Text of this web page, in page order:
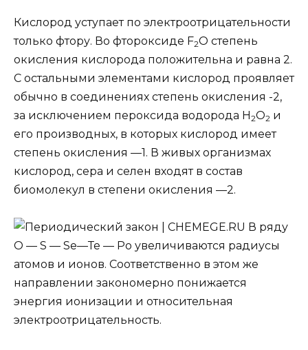
Кислород уступает по электроотрицательности
только фтору. Во фтороксиде F2О степень
окисления кислорода положительна и равна 2.
С остальными элементами кислород проявляет
обычно в соединениях степень окисления -2,
за исключением пероксида водорода Н2О2 и
его производных, в которых кислород имеет
степень окисления —1. В живых организмах
кислород, сера и селен входят в состав
биомолекул в степени окисления —2.
В ряду
О — S — Sе—Те — Ро увеличиваются радиусы
атомов и ионов. Соответственно в этом же
направлении закономерно понижается
энергия ионизации и относительная
электроотрицательность.